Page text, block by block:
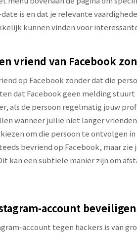
is en dat je relevante
kunnen vinden voor
vriend van Facebook
op Facebook zonder dat die
dat Facebook geen melding stuurt
als de persoon regelmatig jouw
wanneer jullie niet langer
om die persoon te ontvolgen
bevriend op Facebook, maar zie
kan een subtiele manier zijn om
account beveiligen
account tegen hackers is van